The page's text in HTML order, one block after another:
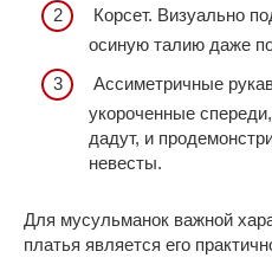
Корсет. Визуально
осиную талию даже
Ассиметричные
укороченные
дадут, и
невесты.
Для мусульманок важной
платья является его